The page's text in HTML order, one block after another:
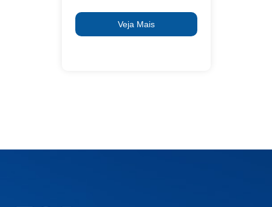
Veja Mais